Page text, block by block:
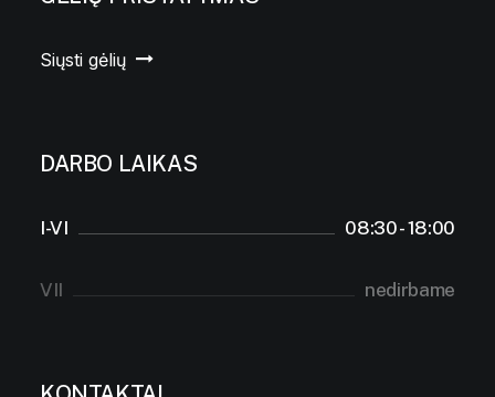
Siųsti gėlių
DARBO LAIKAS
I-VI 08:30 - 18:00
VII nedirbame